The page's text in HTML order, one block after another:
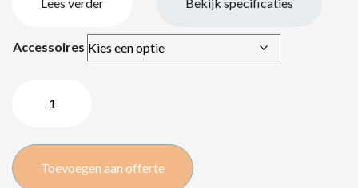
Accessoires
QM85D
touch
–
Toevoegen aan offerte